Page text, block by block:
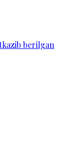
berilgan